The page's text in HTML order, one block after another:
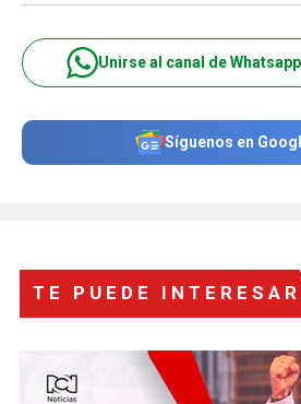
Unirse al canal de
Síguenos en
TE PUEDE INTERESAR